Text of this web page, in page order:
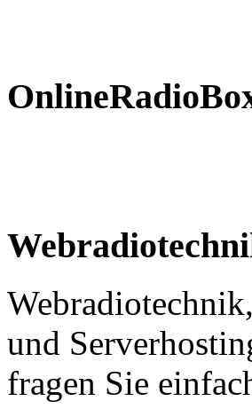
und
fragen Sie